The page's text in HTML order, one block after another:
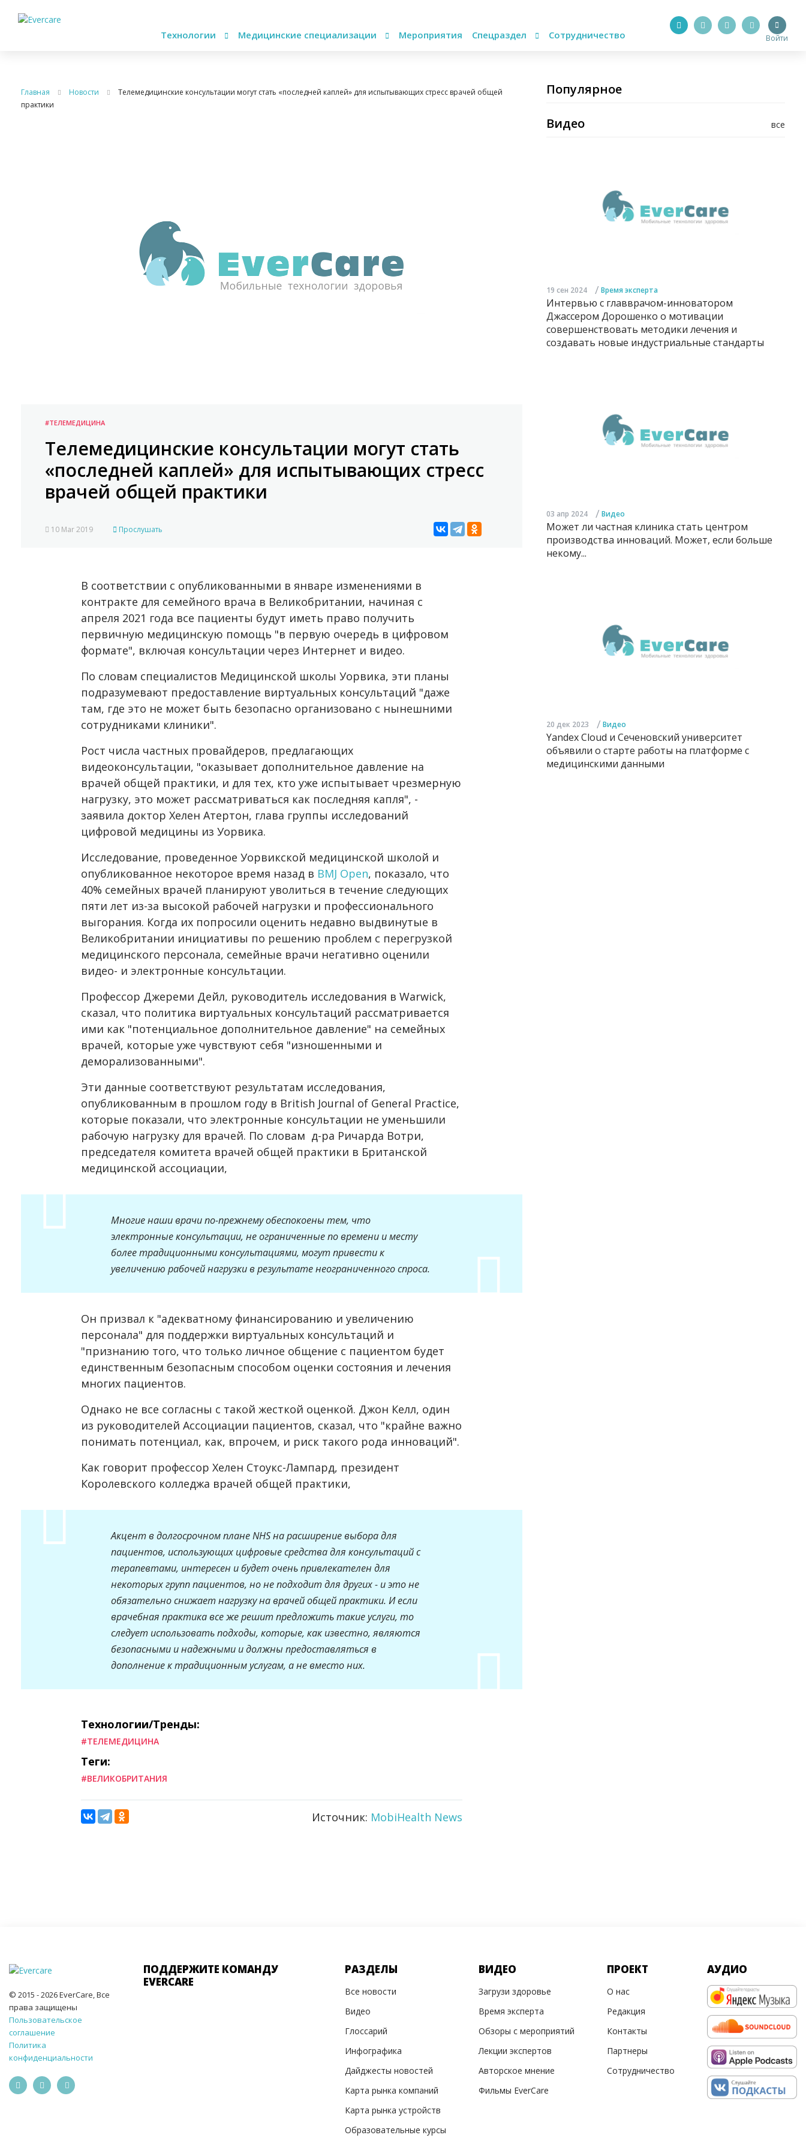
Технологии Медицинские специализации Мероприятия Спецраздел Сотрудничество Войти
Главная Новости
Телемедицинские консультации могут стать «последней каплей» для испытывающих стресс врачей общей
практики
#ТЕЛЕМЕДИЦИНА
Телемедицинские консультации могут стать
«последней каплей» для испытывающих стресс
врачей общей практики
10 Mar 2019 Прослушать
В соответствии с опубликованными в январе изменениями в
контракте для семейного врача в Великобритании, начиная с
апреля 2021 года все пациенты будут иметь право получить
первичную медицинскую помощь "в первую очередь в цифровом
формате", включая консультации через Интернет и видео.
По словам специалистов Медицинской школы Уорвика, эти планы
подразумевают предоставление виртуальных консультаций "даже
там, где это не может быть безопасно организовано с нынешними
сотрудниками клиники".
Рост числа частных провайдеров, предлагающих
видеоконсультации, "оказывает дополнительное давление на
врачей общей практики, и для тех, кто уже испытывает чрезмерную
нагрузку, это может рассматриваться как последняя капля", -
заявила доктор Хелен Атертон, глава группы исследований
цифровой медицины из Уорвика.
Исследование, проведенное Уорвикской медицинской школой и
опубликованное некоторое время назад в BMJ Open, показало, что
40% семейных врачей планируют уволиться в течение следующих
пяти лет из-за высокой рабочей нагрузки и профессионального
выгорания. Когда их попросили оценить недавно выдвинутые в
Великобритании инициативы по решению проблем с перегрузкой
медицинского персонала, семейные врачи негативно оценили
видео- и электронные консультации.
Профессор Джереми Дейл, руководитель исследования в Warwick,
сказал, что политика виртуальных консультаций рассматривается
ими как "потенциальное дополнительное давление" на семейных
врачей, которые уже чувствуют себя "изношенными и
деморализованными".
Эти данные соответствуют результатам исследования,
опубликованным в прошлом году в British Journal of General Practice,
которые показали, что электронные консультации не уменьшили
рабочую нагрузку для врачей. По словам д-ра Ричарда Вотри,
председателя комитета врачей общей практики в Британской
медицинской ассоциации,
Многие наши врачи по-прежнему обеспокоены тем, что
электронные консультации, не ограниченные по времени и месту
более традиционными консультациями, могут привести к
увеличению рабочей нагрузки в результате неограниченного спроса.
Он призвал к "адекватному финансированию и увеличению
персонала" для поддержки виртуальных консультаций и
"признанию того, что только личное общение с пациентом будет
единственным безопасным способом оценки состояния и лечения
многих пациентов.
Однако не все согласны с такой жесткой оценкой. Джон Келл, один
из руководителей Ассоциации пациентов, сказал, что "крайне важно
понимать потенциал, как, впрочем, и риск такого рода инноваций".
Как говорит профессор Хелен Стоукс-Лампард, президент
Королевского колледжа врачей общей практики,
Акцент в долгосрочном плане NHS на расширение выбора для
пациентов, использующих цифровые средства для консультаций с
терапевтами, интересен и будет очень привлекателен для
некоторых групп пациентов, но не подходит для других - и это не
обязательно снижает нагрузку на врачей общей практики. И если
врачебная практика все же решит предложить такие услуги, то
следует использовать подходы, которые, как известно, являются
безопасными и надежными и должны предоставляться в
дополнение к традиционным услугам, а не вместо них.
Технологии/Тренды:
#ТЕЛЕМЕДИЦИНА
Теги:
#ВЕЛИКОБРИТАНИЯ
Источник: MobiHealth News
Популярное
все
Видео
19 сен 2024 / Время эксперта
Интервью с главврачом-инноватором
Джассером Дорошенко о мотивации
совершенствовать методики лечения и
создавать новые индустриальные стандарты
03 апр 2024 / Видео
Может ли частная клиника стать центром
производства инноваций. Может, если больше
некому...
20 дек 2023 / Видео
Yandex Cloud и Сеченовский университет
объявили о старте работы на платформе с
медицинскими данными
© 2015 - 2026 EverCare, Все
права защищены
Пользовательское
соглашение
Политика
конфиденциальности
ПОДДЕРЖИТЕ КОМАНДУ
EVERCARE
РАЗДЕЛЫ
Все новости
Видео
Глоссарий
Инфографика
Дайджесты новостей
Карта рынка компаний
Карта рынка устройств
Образовательные курсы
ВИДЕО
Загрузи здоровье
Время эксперта
Обзоры с мероприятий
Лекции экспертов
Авторское мнение
Фильмы EverCare
ПРОЕКТ
О нас
Редакция
Контакты
Партнеры
Сотрудничество
АУДИО